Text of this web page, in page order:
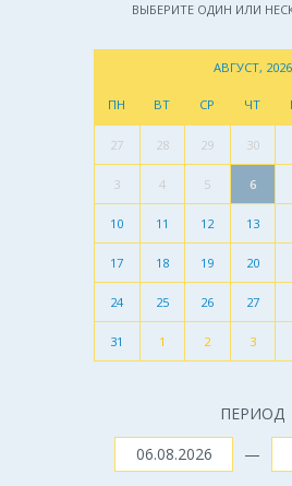
ВЫБЕРИТЕ ОДИН ИЛИ
АВГУСТ, 2026
ПН ВТ СР ЧТ
27 28 29 30
3 4 5 6
10 11 12 13
17 18 19 20
24 25 26 27
31 1 2 3
ПЕРИОД
—